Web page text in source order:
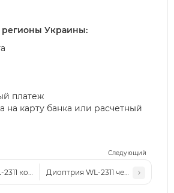
Следующий
коричневыеДиоптрия WL-2311 черные
регионы Украины:
платеж
на карту банка или расчетный